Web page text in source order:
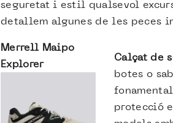
seguretat i estil qualsevol
detallem algunes de les peces
Merrell Maipo
Explorer
Calçat de
botes o
protecció